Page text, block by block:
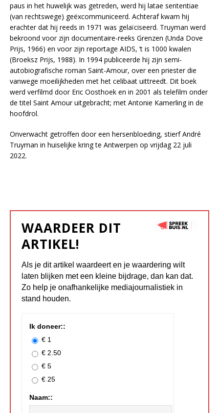
paus in het huwelijk was getreden, werd hij latae sententiae
(van rechtswege) geëxcommuniceerd. Achteraf kwam hij
erachter dat hij reeds in 1971 was gelaïciseerd. Truyman werd
bekroond voor zijn documentaire-reeks Grenzen (Unda Dove
Prijs, 1966) en voor zijn reportage AIDS, ’t is 1000 kwalen
(Broeksz Prijs, 1988). In 1994 publiceerde hij zijn semi-
autobiografische roman Saint-Amour, over een priester die
vanwege moeilijkheden met het celibaat uittreedt. Dit boek
werd verfilmd door Eric Oosthoek en in 2001 als telefilm onder
de titel Saint Amour uitgebracht; met Antonie Kamerling in de
hoofdrol.
Onverwacht getroffen door een hersenbloeding, stierf André
Truyman in huiselijke kring te Antwerpen op vrijdag 22 juli
2022.
WAARDEER DIT
ARTIKEL!
Als je dit artikel waardeert en je waardering wilt
laten blijken met een kleine bijdrage, dan kan dat.
Zo help je onafhankelijke mediajournalistiek in
stand houden.
Ik doneer::
€ 1
€ 2.50
€ 5
€ 25
Naam::